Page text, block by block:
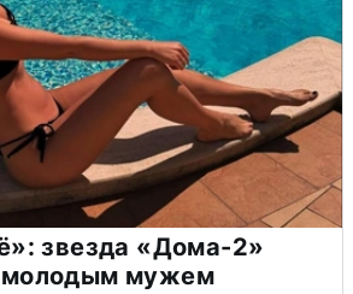
звезда «Дома-2»
молодым мужем